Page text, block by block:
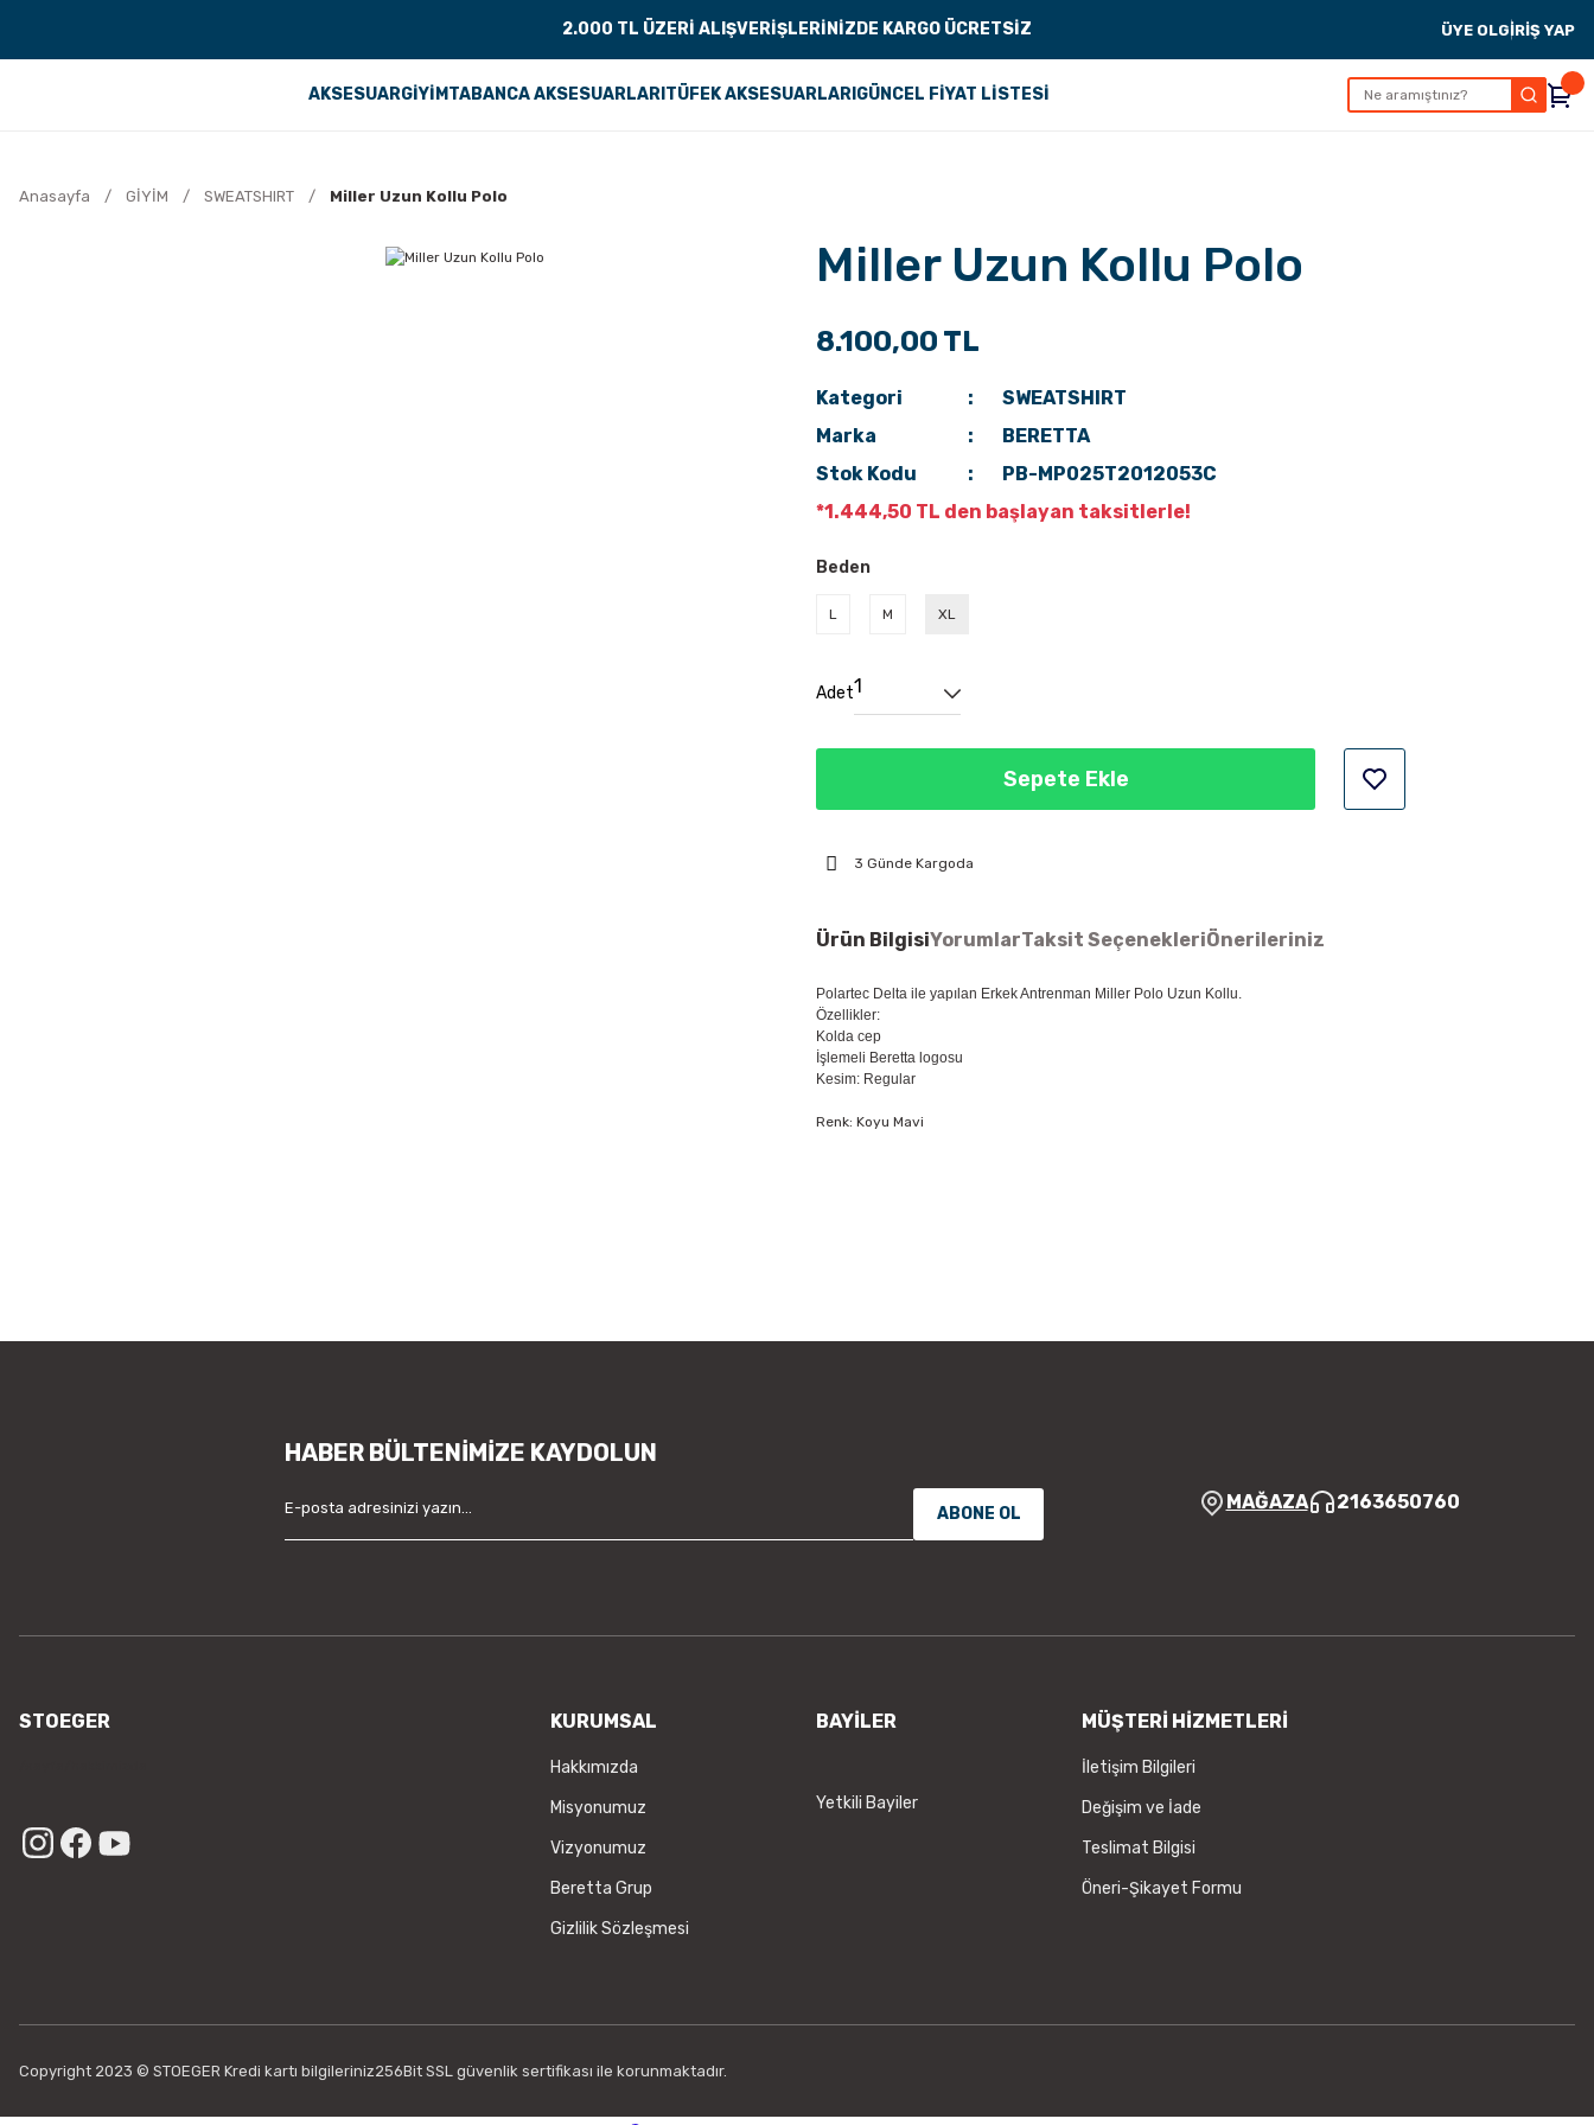
2.000 TL ÜZERİ ALIŞVERİŞLERİNİZDE KARGO ÜCRETSİZ ÜYE OLGİRİŞ YAP
AKSESUARGİYİMTABANCA AKSESUARLARI TÜFEK AKSESUARLARI GÜNCEL FİYAT LİSTESİ
Anasayfa GİYİM SWEATSHIRT Miller Uzun Kollu Polo
Miller Uzun Kollu Polo
8.100,00 TL
Kategori
SWEATSHIRT
Marka
BERETTA
Stok Kodu
PB-MP025T2012053C
*1.444,50 TL den başlayan taksitlerle!
Beden
L M XL
Adet
Sepete Ekle
3 Günde Kargoda
Ürün BilgisiYorumlarTaksit SeçenekleriÖnerileriniz
Polartec Delta ile yapılan Erkek Antrenman Miller Polo Uzun Kollu.
Özellikler:
Kolda cep
İşlemeli Beretta logosu
Kesim: Regular
Renk: Koyu Mavi
Ürün bilgilerinde hatalar bulunuyor.
HABER BÜLTENİMİZE KAYDOLUN
ABONE OL
MAĞAZA 2163650760
STOEGER KURUMSAL
Hakkımızda
Misyonumuz
Vizyonumuz
Beretta Grup
Gizlilik Sözleşmesi
BAYİLER
Yetkili Bayiler
MÜŞTERİ HİZMETLERİ
İletişim Bilgileri
Değişim ve İade
Teslimat Bilgisi
Öneri-Şikayet Formu
Copyright 2023 © STOEGER Kredi kartı bilgileriniz256Bit SSL güvenlik sertifikası ile korunmaktadır.